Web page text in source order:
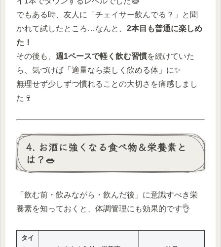
でもある時、友人に「チェイサー飲んでる？」と聞
かれて試したところ…なんと、 2本目も普通に楽しめ
た！
その後も、 週1ペースで軽く飲む習慣を続けていた
ら、気づけば「適量なら楽しく飲める体」に✨
無理せず少しずつ慣れることの大切さを痛感しまし
た🍷
4. お酒に強くなる食べ物＆栄養素と
は？🥗
「飲む前・飲みながら・飲んだ後」に意識すべき栄
養素を知っておくと、体調管理にも効果的です👌
タイ